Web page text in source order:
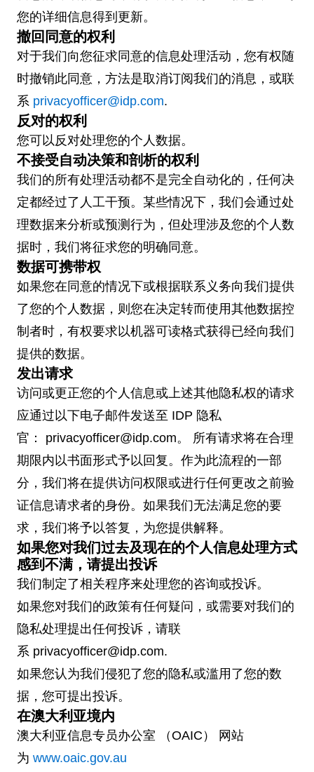
您的详细信息得到更新。
撤回同意的权利
对于我们向您征求同意的信息处理活动，您有权随
时撤销此同意，方法是取消订阅我们的消息，或联
系 privacyofficer@idp.com.
反对的权利
您可以反对处理您的个人数据。
不接受自动决策和剖析的权利
我们的所有处理活动都不是完全自动化的，任何决
定都经过了人工干预。某些情况下，我们会通过处
理数据来分析或预测行为，但处理涉及您的个人数
据时，我们将征求您的明确同意。
数据可携带权
如果您在同意的情况下或根据联系义务向我们提供
了您的个人数据，则您在决定转而使用其他数据控
制者时，有权要求以机器可读格式获得已经向我们
提供的数据。
发出请求
访问或更正您的个人信息或上述其他隐私权的请求
应通过以下电子邮件发送至 IDP 隐私
官： privacyofficer@idp.com。 所有请求将在合理
期限内以书面形式予以回复。作为此流程的一部
分，我们将在提供访问权限或进行任何更改之前验
证信息请求者的身份。如果我们无法满足您的要
求，我们将予以答复，为您提供解释。
如果您对我们过去及现在的个人信息处理方式
感到不满，请提出投诉
我们制定了相关程序来处理您的咨询或投诉。
如果您对我们的政策有任何疑问，或需要对我们的
隐私处理提出任何投诉，请联
系 privacyofficer@idp.com.
如果您认为我们侵犯了您的隐私或滥用了您的数
据，您可提出投诉。
在澳大利亚境内
澳大利亚信息专员办公室 （OAIC） 网站
为 www.oaic.gov.au